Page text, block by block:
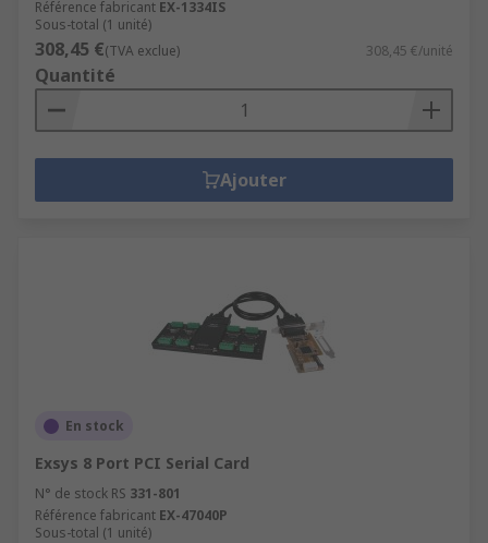
Référence fabricant EX-1334IS
Sous-total (1 unité)
308,45 €(TVA exclue) 308,45 €/unité
Quantité
Ajouter
En stock
Exsys 8 Port PCI Serial Card
N° de stock RS 331-801
Référence fabricant EX-47040P
Sous-total (1 unité)